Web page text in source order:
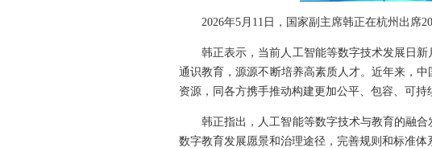
2026年5月11日，国家副主席韩正在杭州出席
韩正表示，当前人工智能等数字技术发展日
通识教育，源源不断培养高素质人才。近年来，
资源，同各方携手推动构建更加公平、包容、可持
韩正指出，人工智能等数字技术与教育的融
数字教育发展愿景和治理途径，完善规则和标准体